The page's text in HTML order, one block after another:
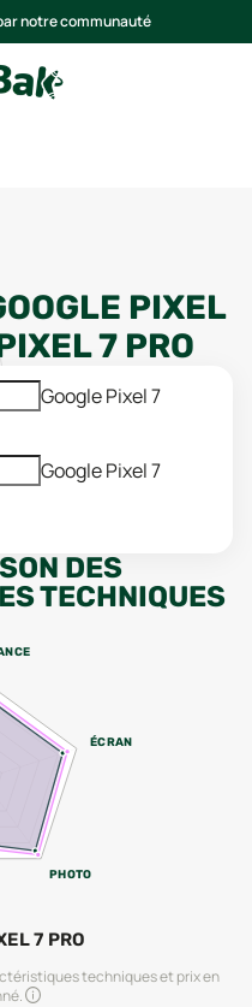
notre communauté
PIXEL
7 PRO
Google Pixel 7
Google Pixel 7
DES
TECHNIQUES
ÉCRAN
PHOTO
7 PRO
techniques et prix en